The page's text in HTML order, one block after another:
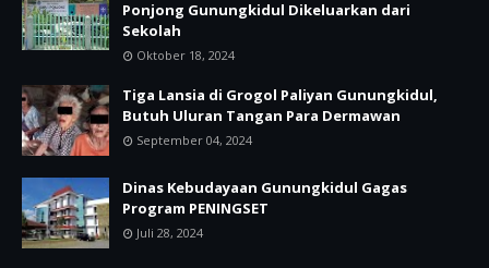
Ponjong Gunungkidul Dikeluarkan dari
Sekolah
Oktober 18, 2024
Tiga Lansia di Grogol Paliyan Gunungkidul,
Butuh Uluran Tangan Para Dermawan
September 04, 2024
Dinas Kebudayaan Gunungkidul Gagas
Program PENINGSET
Juli 28, 2024